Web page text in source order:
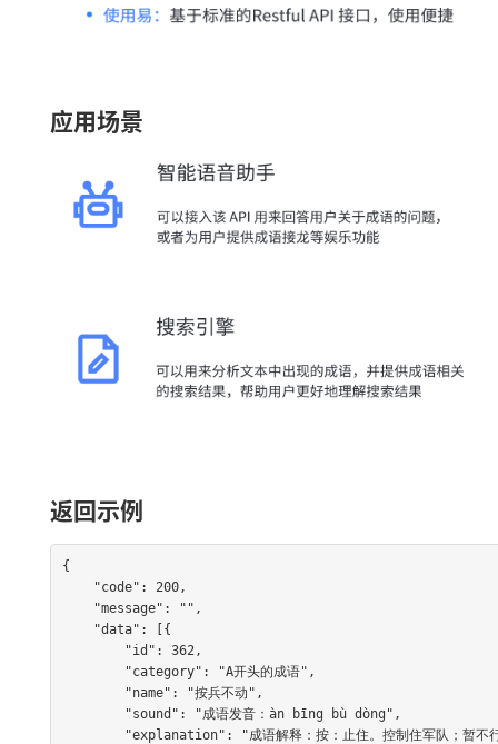
应用场景
返回示例
{